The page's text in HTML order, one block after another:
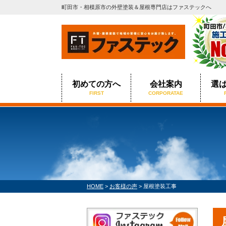
町田市・相模原市の外壁塗装＆屋根専門店はファステックへ
初めての方へ
FIRST
会社案内
CORPORATAE
選
HOME > お客様の声 > 屋根塗装工事